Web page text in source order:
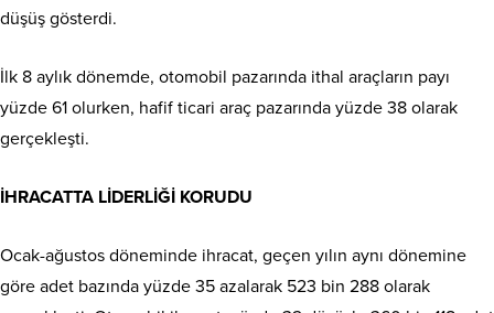
düşüş gösterdi.
İlk 8 aylık dönemde, otomobil pazarında ithal araçların payı
yüzde 61 olurken, hafif ticari araç pazarında yüzde 38 olarak
gerçekleşti.
İHRACATTA LİDERLİĞİ KORUDU
Ocak-ağustos döneminde ihracat, geçen yılın aynı dönemine
göre adet bazında yüzde 35 azalarak 523 bin 288 olarak